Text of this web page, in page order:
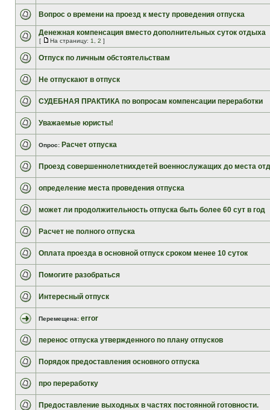
Вопрос о времени на проезд к месту проведения отпуска
Денежная компенсация вместо дополнительных суток отдыха
[ На страницу: 1 2 ]
Отпуск по личным обстоятельствам
Не отпускают в отпуск
СУДЕБНАЯ ПРАКТИКА по вопросам компенсации переработки
Уважаемые юристы!
Опрос: Расчет отпуска
Проезд совершеннолетнихдетей военнослужащих до места
определение места проведения отпуска
может ли продолжительность отпуска быть более 60 сут в год
Расчет не полного отпуска
Оплата проезда в основной отпуск сроком менее 10 суток
Помогите разобраться
Интересный отпуск
Перемещена: error
перенос отпуска утвержденного по плану отпусков
Порядок предоставления основного отпуска
про переработку
Предоставление выходных в частях постоянной готовности.